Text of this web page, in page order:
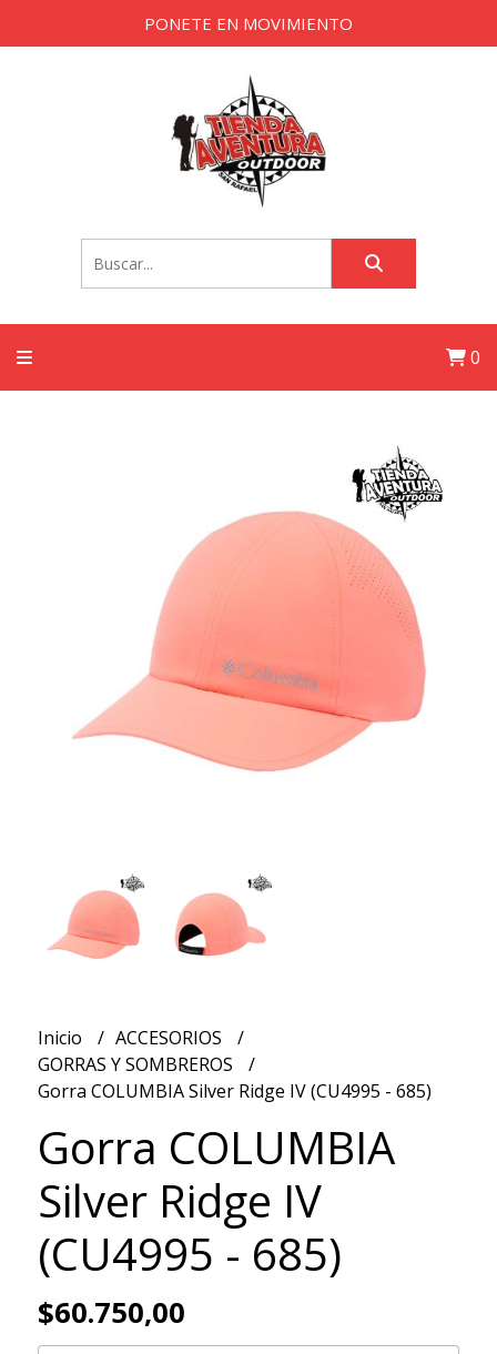
PONETE EN MOVIMIENTO
0
Inicio
ACCESORIOS
GORRAS Y SOMBREROS
Gorra COLUMBIA Silver Ridge IV (CU4995 - 685)
Gorra COLUMBIA
Silver Ridge IV
(CU4995 - 685)
$60.750,00